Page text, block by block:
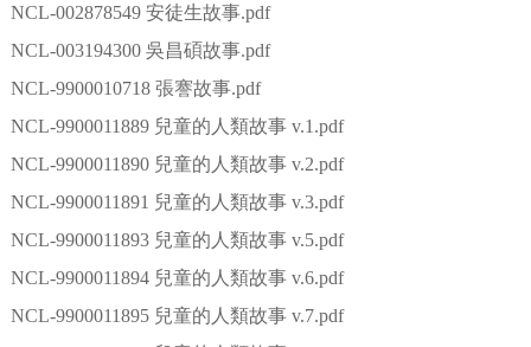
NCL-002878549 安徒生故事.pdf
NCL-003194300 吳昌碩故事.pdf
NCL-9900010718 張謇故事.pdf
NCL-9900011889 兒童的人類故事 v.1.pdf
NCL-9900011890 兒童的人類故事 v.2.pdf
NCL-9900011891 兒童的人類故事 v.3.pdf
NCL-9900011893 兒童的人類故事 v.5.pdf
NCL-9900011894 兒童的人類故事 v.6.pdf
NCL-9900011895 兒童的人類故事 v.7.pdf